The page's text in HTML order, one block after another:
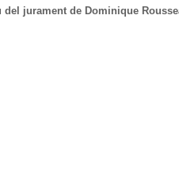
jurament de Dominique